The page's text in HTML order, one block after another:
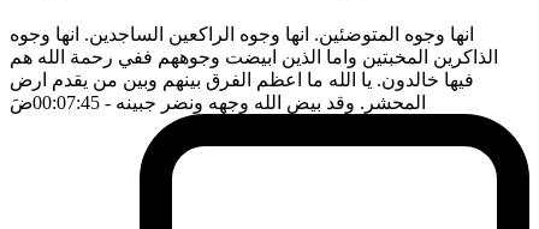
انها وجوه المتوضئين. انها وجوه الراكعين الساجدين. انها وجوه
الذاكرين المخبتين واما الذين ابيضت وجوههم ففي رحمة الله هم
فيها خالدون. يا الله ما اعظم الفرق بينهم وبين من يقدم ارض
المحشر. وقد بيض الله وجهه ونضر جبينه - 00:07:45 ضَ